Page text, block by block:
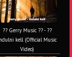
?? Gerry Music ?? - ??
kell (Official Music
Video)